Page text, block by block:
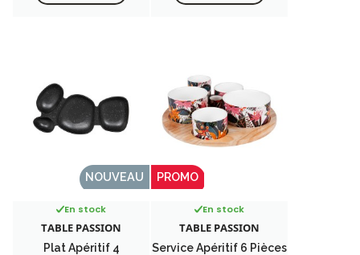
En stock
TABLE PASSION
Plat Apéritif 4
NOUVEAU
En stock
TABLE PASSION
Service Apéritif 6 Pièces
PROMO